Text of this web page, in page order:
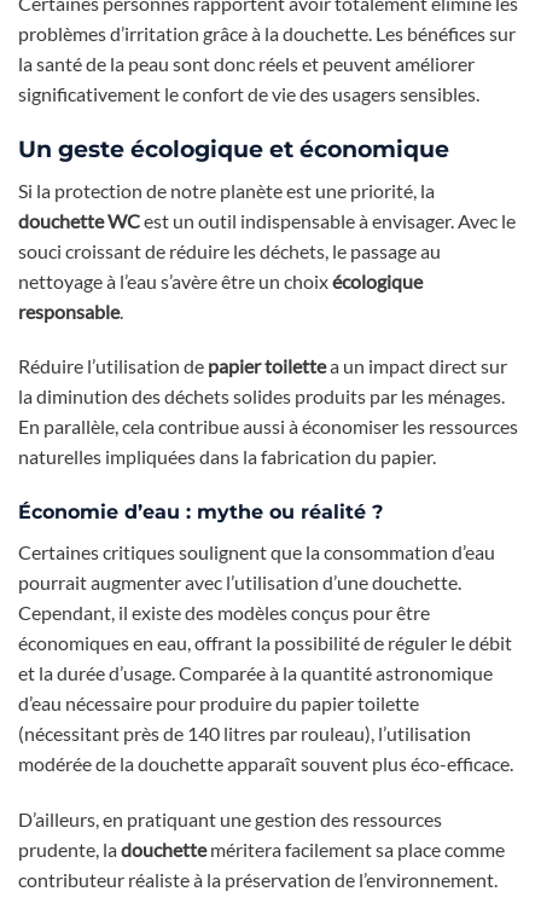
problèmes d’irritation grâce à la douchette. Les bénéfices sur
la santé de la peau sont donc réels et peuvent améliorer
significativement le confort de vie des usagers sensibles.
Un geste écologique et économique
Si la protection de notre planète est une priorité, la
douchette WCest un outil indispensable à envisager. Avec le
souci croissant de réduire les déchets, le passage au
nettoyage à l’eau s’avère être un choixécologique
responsable.
Réduire l’utilisation de papier toilettea un impact direct sur
la diminution des déchets solides produits par les ménages.
En parallèle, cela contribue aussi à économiser les ressources
naturelles impliquées dans la fabrication du papier.
Économie d’eau : mythe ou réalité ?
Certaines critiques soulignent que la consommation d’eau
pourrait augmenter avec l’utilisation d’une douchette.
Cependant, il existe des modèles conçus pour être
économiques en eau, offrant la possibilité de réguler le débit
et la durée d’usage. Comparée à la quantité astronomique
d’eau nécessaire pour produire du papier toilette
(nécessitant près de 140 litres par rouleau), l’utilisation
modérée de la douchette apparaît souvent plus éco-efficace.
D’ailleurs, en pratiquant une gestion des ressources
prudente, ladouchetteméritera facilement sa place comme
contributeur réaliste à la préservation de l’environnement.